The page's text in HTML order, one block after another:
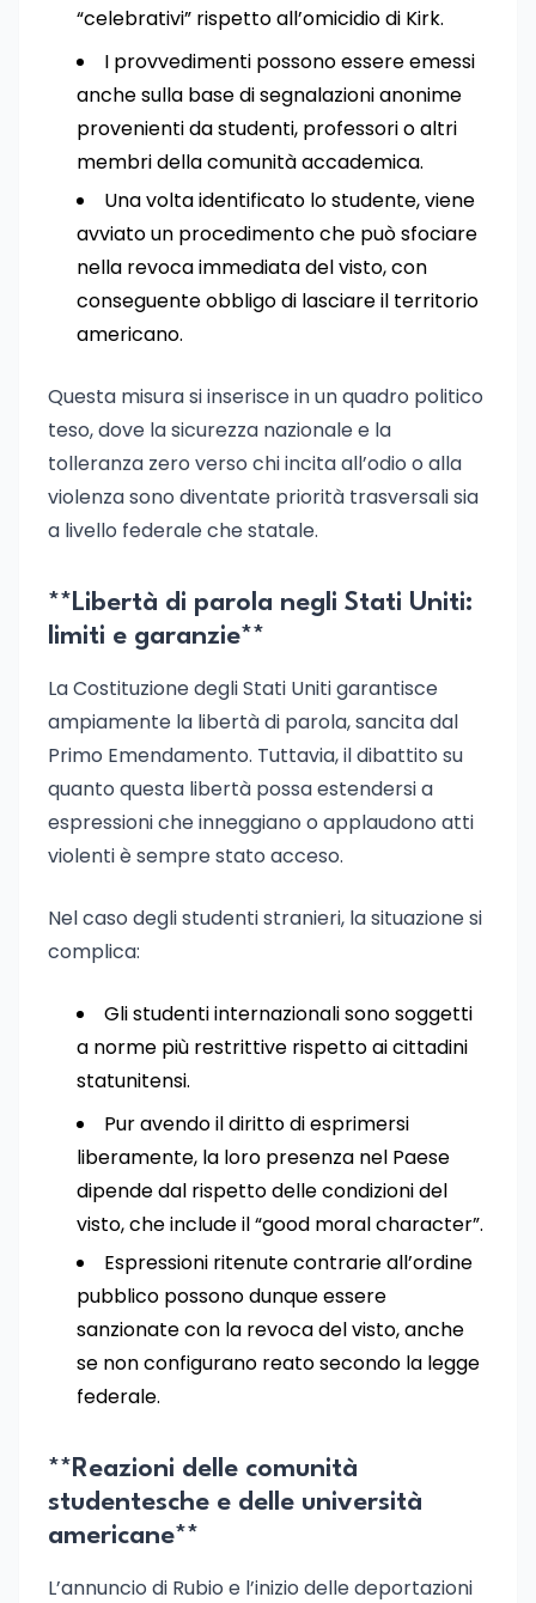
“celebrativi” rispetto all’omicidio di Kirk.
I provvedimenti possono essere emessi
anche sulla base di segnalazioni anonime
provenienti da studenti, professori o altri
membri della comunità accademica.
Una volta identificato lo studente, viene
avviato un procedimento che può sfociare
nella revoca immediata del visto, con
conseguente obbligo di lasciare il territorio
americano.
Questa misura si inserisce in un quadro politico
teso, dove la sicurezza nazionale e la
tolleranza zero verso chi incita all’odio o alla
violenza sono diventate priorità trasversali sia
a livello federale che statale.
**Libertà di parola negli Stati Uniti:
limiti e garanzie**
La Costituzione degli Stati Uniti garantisce
ampiamente la libertà di parola, sancita dal
Primo Emendamento. Tuttavia, il dibattito su
quanto questa libertà possa estendersi a
espressioni che inneggiano o applaudono atti
violenti è sempre stato acceso.
Nel caso degli studenti stranieri, la situazione si
complica:
Gli studenti internazionali sono soggetti
a norme più restrittive rispetto ai cittadini
statunitensi.
Pur avendo il diritto di esprimersi
liberamente, la loro presenza nel Paese
dipende dal rispetto delle condizioni del
visto, che include il “good moral character”.
Espressioni ritenute contrarie all’ordine
pubblico possono dunque essere
sanzionate con la revoca del visto, anche
se non configurano reato secondo la legge
federale.
**Reazioni delle comunità
studentesche e delle università
americane**
L’annuncio di Rubio e l’inizio delle deportazioni